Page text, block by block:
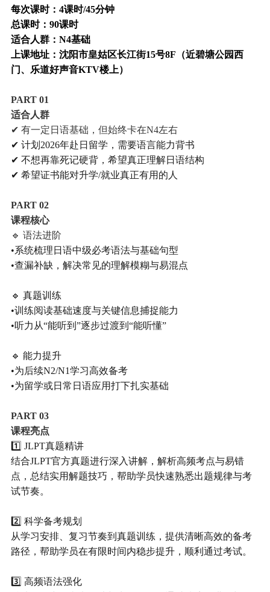
每次课时：4课时/45分钟
总课时：90课时
适合人群：N4基础
上课地址： 沈阳市皇姑区长江街15号8F（近碧塘公园西
门、乐道好声音KTV楼上）
PART 01
适合人群
✔ 有一定日语基础，但始终卡在N4左右
✔ 计划2026年赴日留学，需要语言能力背书
✔ 不想再靠死记硬背，希望真正理解日语结构
✔ 希望证书能对升学/就业真正有用的人
PART 02
课程核心
🔹 语法进阶
•系统梳理日语中级必考语法与基础句型
•查漏补缺，解决常见的理解模糊与易混点
🔹 真题训练
•训练阅读基础速度与关键信息捕捉能力
•听力从“能听到”逐步过渡到“能听懂”
🔹 能力提升
•为后续N2/N1学习高效备考
•为留学或日常日语应用打下扎实基础
PART 03
课程亮点
1️⃣ JLPT真题精讲
结合JLPT官方真题进行深入讲解，解析高频考点与易错
点，总结实用解题技巧，帮助学员快速熟悉出题规律与考
试节奏。
2️⃣ 科学备考规划
从学习安排、复习节奏到真题训练，提供清晰高效的备考
路径，帮助学员在有限时间内稳步提升，顺利通过考试。
3️⃣ 高频语法强化